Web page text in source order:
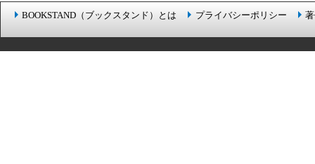
BOOKSTAND（ブックスタンド）とは プライバシーポリシー